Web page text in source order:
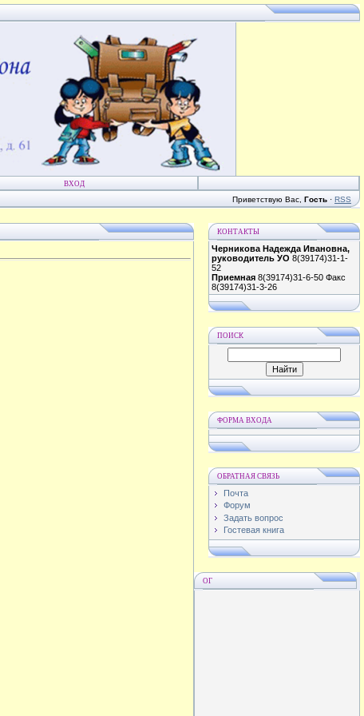
ВХОД
Приветствую Вас Гость · RSS
КОНТАКТЫ
Черникова Надежда Ивановна,
руководитель УО 8(39174)31-1-
52
Приемная 8(39174)31-6-50 Факс
8(39174)31-3-26
ПОИСК
ФОРМА ВХОДА
ОБРАТНАЯ СВЯЗЬ
Почта
Форум
Задать вопрос
Гостевая книга
ОГ